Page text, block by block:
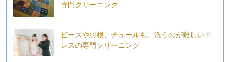
専門クリーニング
ビーズや羽根、チュールも。洗うのが難しいド
レスの専門クリーニング